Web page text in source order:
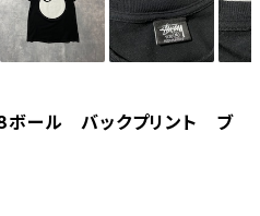
ール バックプリント ブ